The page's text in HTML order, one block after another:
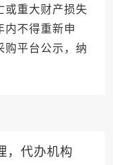
或重大财产损失
内不得重新申
购平台公示，纳
，代办机构